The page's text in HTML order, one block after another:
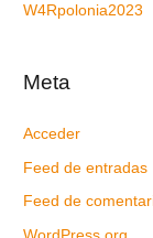
W4Rpolonia2023
Meta
Acceder
Feed de entradas
Feed de